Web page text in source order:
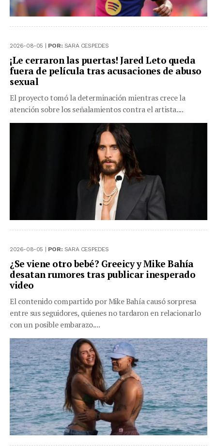
2026-08-05 | POR: SARA CESPEDES
¡Le cerraron las puertas! Jared Leto queda
fuera de película tras acusaciones de abuso
sexual
El proyecto tomó la determinación mientras crece la
atención sobre los señalamientos contra el artista....
2026-08-05 | POR: SARA CESPEDES
¿Se viene otro bebé? Greeicy y Mike Bahía
desatan rumores tras publicar inesperado
video
El contenido compartido por Mike Bahía causó sorpresa
entre sus seguidores, quienes no tardaron en relacionarlo
con un posible embarazo....